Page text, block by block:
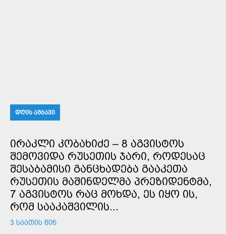
ᲓᲦᲘᲡ ᲐᲛᲑᲐᲕᲘ
ᲘᲠᲐᲙᲚᲘ ᲙᲝᲑᲐᲮᲘᲫᲔ – 8 ᲐᲒᲕᲘᲡᲢᲝᲡ
ᲨᲔᲛᲝᲕᲘᲓᲐ ᲠᲣᲡᲔᲗᲘᲡ ᲯᲐᲠᲘ, ᲠᲝᲓᲔᲡᲐᲪ
ᲨᲔᲡᲐᲑᲐᲛᲘᲡᲘ ᲒᲐᲜᲪᲮᲐᲓᲔᲑᲐ ᲒᲐᲐᲙᲔᲗᲐ
ᲠᲣᲡᲔᲗᲘᲡ ᲛᲐᲨᲘᲜᲓᲔᲚᲛᲐ ᲞᲠᲔᲖᲘᲓᲔᲜᲢᲛᲐ,
7 ᲐᲒᲕᲘᲡᲢᲝᲡ ᲠᲐᲪ ᲛᲝᲮᲓᲐ, ᲔᲡ ᲘᲧᲝ ᲘᲡ,
ᲠᲝᲛ ᲡᲐᲐᲙᲐᲨᲕᲘᲚᲘᲡ...
3 ᲡᲐᲐᲗᲘᲡ ᲬᲘᲜ